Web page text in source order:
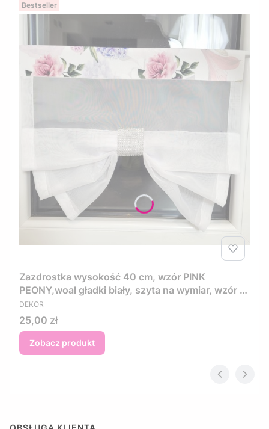
Bestseller
Zazdrostka wysokość 40 cm, wzór PINK
PEONY,woal gładki biały, szyta na wymiar, wzór w
kwiaty w kolorze różowo fioletowym
PRODUCENT
DEKOR
Cena
25,00 zł
Zobacz produkt